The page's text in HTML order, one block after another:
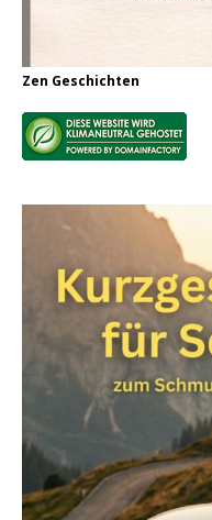
Zen Geschichten